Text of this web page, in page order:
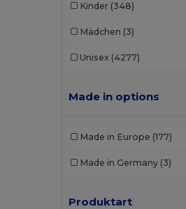
Kinder (348)
Mädchen (3)
Unisex (4277)
Made in options
Made in Europe (177)
Made in Germany (3)
Produktart